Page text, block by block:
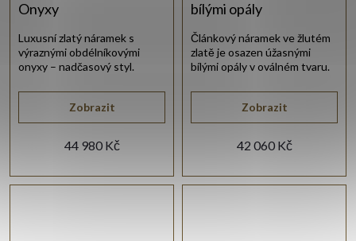
Onyxy
44 980 Kč
Zobrazit
Luxusní zlatý náramek s
výraznými obdélníkovými
onyxy – nadčasový styl.
bílými opály
42 060 Kč
Zobrazit
Článkový náramek ve žlutém
zlatě je osazen úžasnými
bílými opály v oválném tvaru.